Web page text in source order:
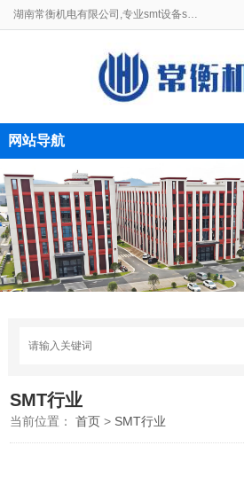
湖南常衡机电有限公司,专业smt设备smt贴片机生产线制造商。
网站导航
SMT行业
当前位置：首页 > SMT行业